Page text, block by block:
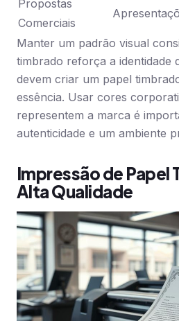
Propostas
Comerciais
Manter um padrão visual
timbrado reforça a identidade
devem criar um papel
essência. Usar cores
representem a marca é
autenticidade e um ambiente
Impressão de Papel
Alta Qualidade